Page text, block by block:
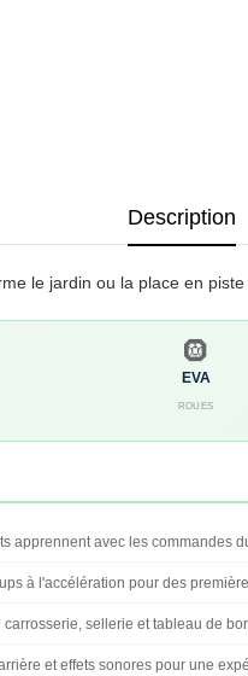
Description
le jardin ou la place en
🛞
EVA
ROUES
apprennent avec les commandes
à l'accélération pour des
sellerie et tableau de
et effets sonores pour une